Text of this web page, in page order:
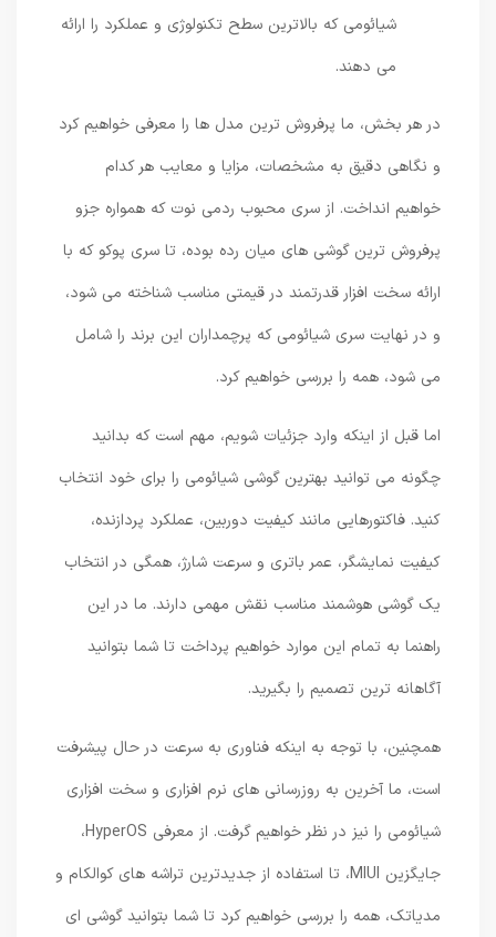
شیائومی که بالاترین سطح تکنولوژی و عملکرد را ارائه
می دهند.
در هر بخش، ما پرفروش ترین مدل ها را معرفی خواهیم کرد
و نگاهی دقیق به مشخصات، مزایا و معایب هر کدام
خواهیم انداخت. از سری محبوب ردمی نوت که همواره جزو
پرفروش ترین گوشی های میان رده بوده، تا سری پوکو که با
ارائه سخت افزار قدرتمند در قیمتی مناسب شناخته می شود،
و در نهایت سری شیائومی که پرچمداران این برند را شامل
می شود، همه را بررسی خواهیم کرد.
اما قبل از اینکه وارد جزئیات شویم، مهم است که بدانید
چگونه می توانید بهترین گوشی شیائومی را برای خود انتخاب
کنید. فاکتورهایی مانند کیفیت دوربین، عملکرد پردازنده،
کیفیت نمایشگر، عمر باتری و سرعت شارژ، همگی در انتخاب
یک گوشی هوشمند مناسب نقش مهمی دارند. ما در این
راهنما به تمام این موارد خواهیم پرداخت تا شما بتوانید
آگاهانه ترین تصمیم را بگیرید.
همچنین، با توجه به اینکه فناوری به سرعت در حال پیشرفت
است، ما آخرین به روزرسانی های نرم افزاری و سخت افزاری
شیائومی را نیز در نظر خواهیم گرفت. از معرفی HyperOS،
جایگزین MIUI، تا استفاده از جدیدترین تراشه های کوالکام و
مدیاتک، همه را بررسی خواهیم کرد تا شما بتوانید گوشی ای